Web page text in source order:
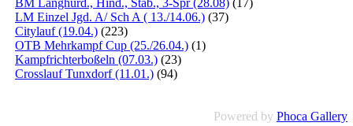
BM Langhürd., Hind., Stab., 3-Spr (28.08) (17)
LM Einzel Jgd. A/ Sch A ( 13./14.06.) (37)
Citylauf (19.04.) (223)
OTB Mehrkampf Cup (25./26.04.) (1)
Kampfrichterboßeln (07.03.) (23)
Crosslauf Tunxdorf (11.01.) (94)
Powered by Phoca Gallery